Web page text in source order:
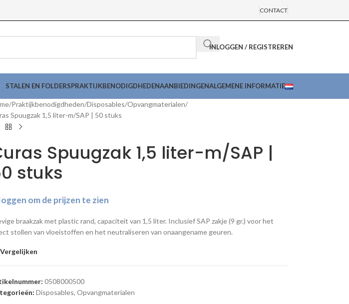
CONTACT
INLOGGEN / REGISTREREN
STALEN EN FOLDERSPRAKTIJKBENODIGDHEDENAANBIEDINGENALGEMENE INFORMATIE
Praktijkbenodigdheden Disposables Opvangmaterialen
Spuugzak 1,5 liter-m/SAP | 50 stuks
Spuugzak 1,5 liter-m/SAP |
stuks
om de prijzen te zien
braakzak met plastic rand, capaciteit van 1,5 liter. Inclusief SAP zakje (9 gr.) voor het
stollen van vloeistoffen en het neutraliseren van onaangename geuren.
Vergelijken
0508000500
Disposables, Opvangmaterialen